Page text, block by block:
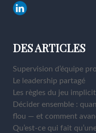
DES ARTICLES
Supervision d’équipe
Le leadership partagé
Les règles du jeu
Décider ensemble :
flou — et comment
Qu’est-ce qui fait